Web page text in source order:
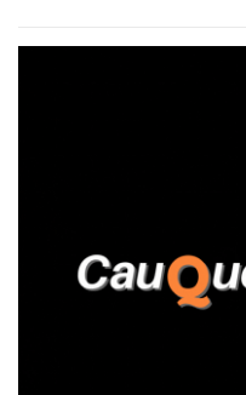
relató que los hechos
trabajadores, el edil
confrontación, la habría
suelo y agredido con golpes